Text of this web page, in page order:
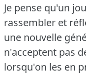
Je pense qu'un
rassembler et
une nouvelle
n'acceptent pas
lorsqu'on les en